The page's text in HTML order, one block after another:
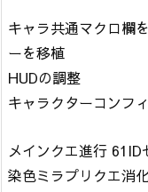
キャラ共通マクロ欄
ーを移植
HUDの調整
キャラクターコンフ
メインクエ進行
染色ミラプリクエ消